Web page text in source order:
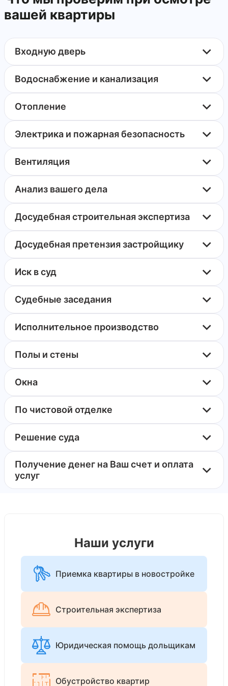
вашей квартиры
Входную дверь
Водоснабжение и канализация
Отопление
Электрика и пожарная безопасность
Вентиляция
Анализ вашего дела
Досудебная строительная экспертиза
Досудебная претензия застройщику
Иск в суд
Судебные заседания
Исполнительное производство
Полы и стены
Окна
По чистовой отделке
Решение суда
Получение денег на Ваш счет и оплата
услуг
Наши услуги
Приемка квартиры в новостройке
Строительная экспертиза
Юридическая помощь дольщикам
Обустройство квартир